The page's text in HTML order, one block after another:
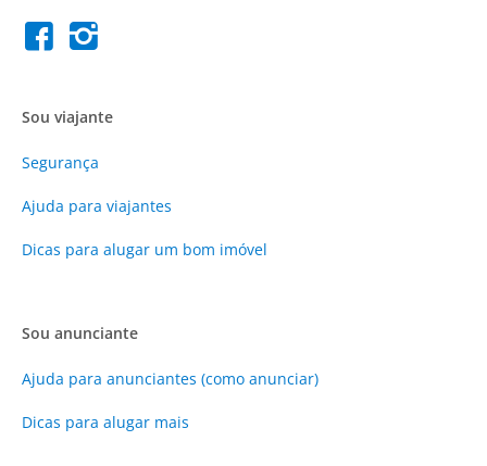
Sou viajante
Segurança
Ajuda para viajantes
Dicas para alugar um bom imóvel
Sou anunciante
Ajuda para anunciantes (como anunciar)
Dicas para alugar mais